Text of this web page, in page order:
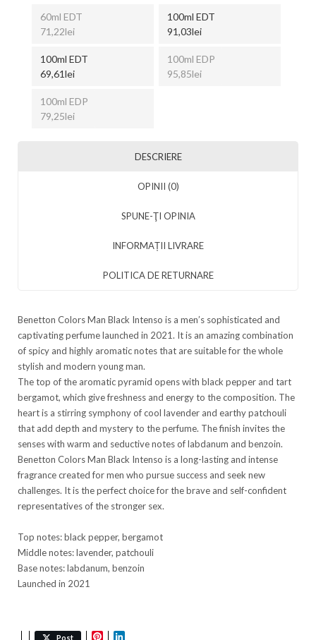
60ml EDT
71,22lei
100ml EDT
91,03lei
100ml EDT
69,61lei
100ml EDP
95,85lei
100ml EDP
79,25lei
DESCRIERE
OPINII (0)
SPUNE-ŢI OPINIA
INFORMAȚII LIVRARE
POLITICA DE RETURNARE
Benetton Colors Man Black Intenso is a men’s sophisticated and
captivating perfume launched in 2021. It is an amazing combination
of spicy and highly aromatic notes that are suitable for the whole
stylish and modern young man.
The top of the aromatic pyramid opens with black pepper and tart
bergamot, which give freshness and energy to the composition. The
heart is a stirring symphony of cool lavender and earthy patchouli
that add depth and mystery to the perfume. The finish invites the
senses with warm and seductive notes of labdanum and benzoin.
Benetton Colors Man Black Intenso is a long-lasting and intense
fragrance created for men who pursue success and seek new
challenges. It is the perfect choice for the brave and self-confident
representatives of the stronger sex.
Top notes: black pepper, bergamot
Middle notes: lavender, patchouli
Base notes: labdanum, benzoin
Launched in 2021
Post Pinterest